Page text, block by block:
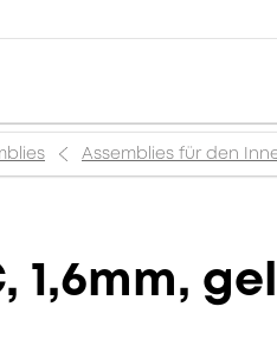
Assemblies für den
1,6mm,